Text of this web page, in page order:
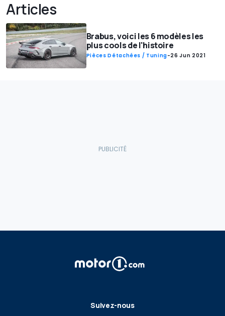
Articles
Brabus, voici les 6 modèles les
plus cools de l'histoire
Pièces Détachées / Tuning-26 Jun 2021
Suivez-nous